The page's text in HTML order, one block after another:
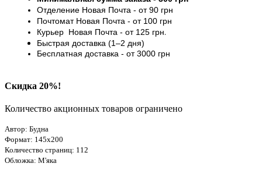
Отделение Новая Почта - от 90 грн
ПочтоматНовая Почта - от 100 грн
Курьер Новая Почта - от 125 грн.
Быстрая доставка (1–2 дня)
Бесплатная доставка - от 3000 грн
Скидка 20%!
Количество акционных товаров ограничено
Автор: Будна
Формат: 145х200
Количество страниц: 112
Обложка: М'яка